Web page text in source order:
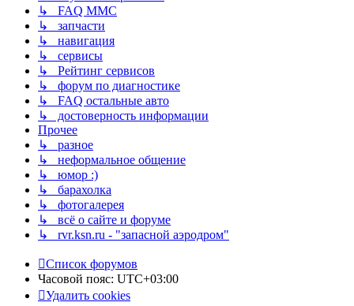
↳ FAQ MMC
↳ запчасти
↳ навигация
↳ сервисы
↳ Рейтинг сервисов
↳ форум по диагностике
↳ FAQ остальные авто
↳ достоверность информации
Прочее
↳ разное
↳ неформальное общение
↳ юмор :)
↳ барахолка
↳ фотогалерея
↳ всё о сайте и форуме
↳ rvr.ksn.ru - "запасной аэродром"
Список форумов
Часовой пояс: UTC+03:00
Удалить cookies